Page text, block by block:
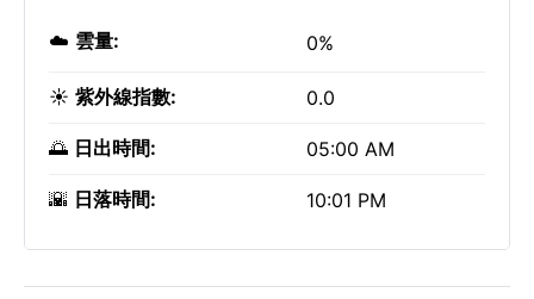
☁️ 雲量: 0%
☀️ 紫外線指數: 0.0
🌅 日出時間: 05:00 AM
🌇 日落時間: 10:01 PM